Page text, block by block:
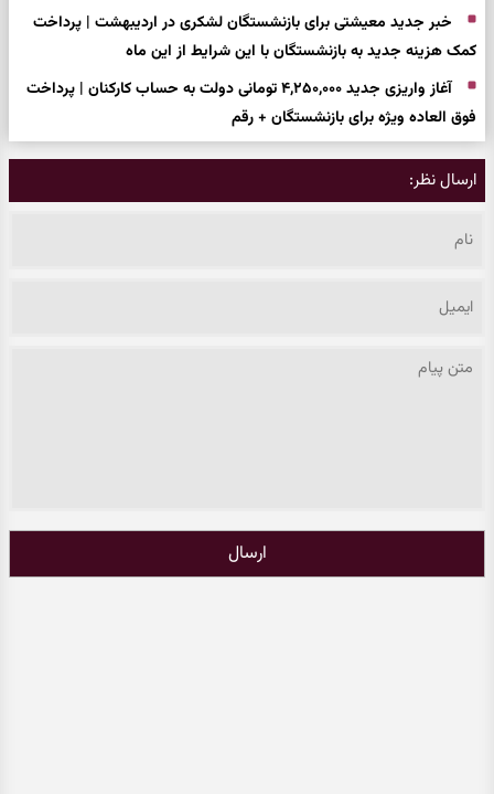
خبر جدید معیشتی برای بازنشستگان لشکری در اردیبهشت | پرداخت
کمک هزینه جدید به بازنشستگان با این شرایط از این ماه
آغاز واریزی جدید ۴,۲۵۰,۰۰۰ تومانی دولت به حساب کارکنان | پرداخت
فوق العاده ویژه برای بازنشستگان + رقم
ارسال نظر:
ارسال